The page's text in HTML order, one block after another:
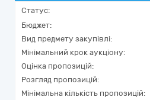
Статус:
Бюджет:
Вид предмету закупівлі:
Мінімальний крок аукціону:
Оцінка пропозицій:
Розгляд пропозицій:
Мінімальна кількість пропозицій: